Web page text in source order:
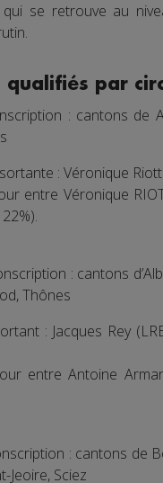
qui se retrouve au
qualifiés par
: cantons de
: Véronique
entre Véronique
: cantons
Thônes
: Jacques Rey
entre Antoine
: cantons de
Jeoire, Sciez